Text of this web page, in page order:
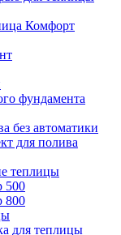
Комфорт
фундамента
без автоматики
для полива
теплицы
500
800
для теплицы